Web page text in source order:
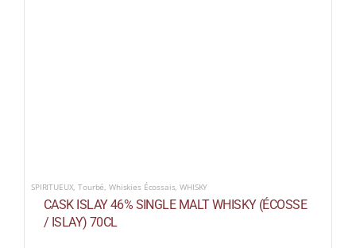
SPIRITUEUX,Tourbé, Whiskies Écossais,WHISKY
CASK ISLAY 46% SINGLE MALT WHISKY (ÉCOSSE
/ ISLAY) 70CL